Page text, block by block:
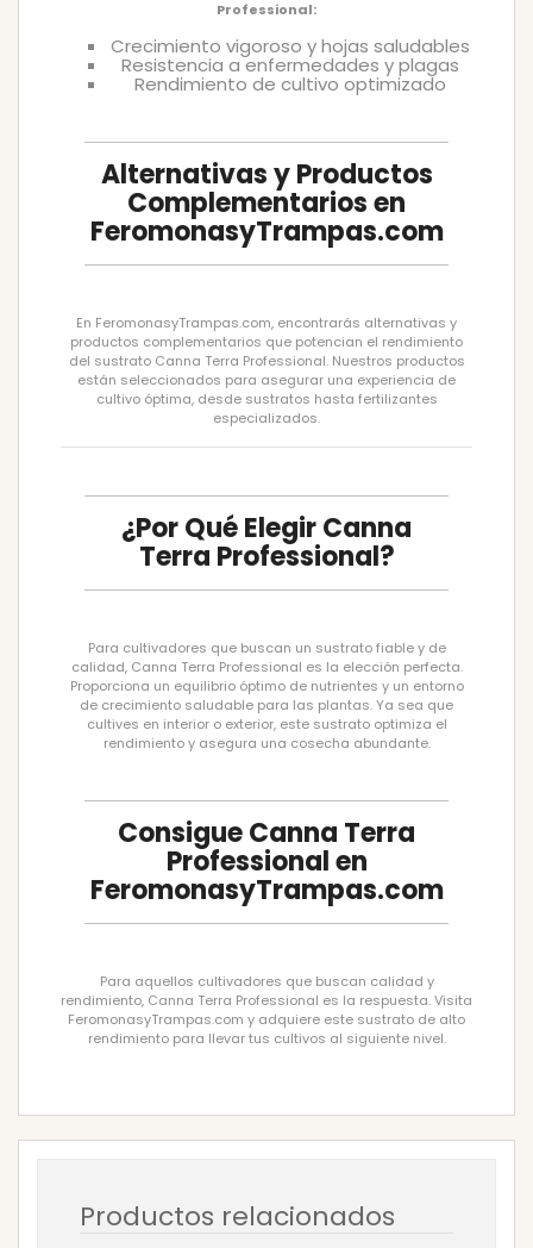
Professional:
Crecimiento vigoroso y hojas saludables
Resistencia a enfermedades y plagas
Rendimiento de cultivo optimizado
Alternativas y Productos
Complementarios en
FeromonasyTrampas.com
En FeromonasyTrampas.com, encontrarás alternativas y
productos complementarios que potencian el rendimiento
del sustrato Canna Terra Professional. Nuestros productos
están seleccionados para asegurar una experiencia de
cultivo óptima, desde sustratos hasta fertilizantes
especializados.
¿Por Qué Elegir Canna
Terra Professional?
Para cultivadores que buscan un sustrato fiable y de
calidad, Canna Terra Professional es la elección perfecta.
Proporciona un equilibrio óptimo de nutrientes y un entorno
de crecimiento saludable para las plantas. Ya sea que
cultives en interior o exterior, este sustrato optimiza el
rendimiento y asegura una cosecha abundante.
Consigue Canna Terra
Professional en
FeromonasyTrampas.com
Para aquellos cultivadores que buscan calidad y
rendimiento, Canna Terra Professional es la respuesta. Visita
FeromonasyTrampas.com y adquiere este sustrato de alto
rendimiento para llevar tus cultivos al siguiente nivel.
Productos relacionados